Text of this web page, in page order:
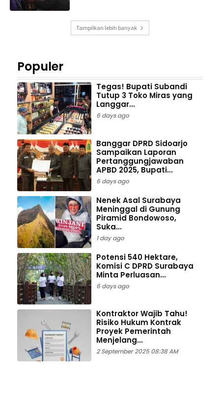
Tampilkan lebih banyak
Populer
Tegas! Bupati Subandi
Tutup 3 Toko Miras yang
Langgar...
6 days ago
Banggar DPRD Sidoarjo
Sampaikan Laporan
Pertanggungjawaban
APBD 2025, Bupati...
6 days ago
Nenek Asal Surabaya
Meninggal di Gunung
Piramid Bondowoso,
Suka...
1 day ago
Potensi 540 Hektare,
Komisi C DPRD Surabaya
Minta Perluasan...
6 days ago
Kontraktor Wajib Tahu!
Risiko Hukum Kontrak
Proyek Pemerintah
Menjelang...
2 September 2025 08:38 AM